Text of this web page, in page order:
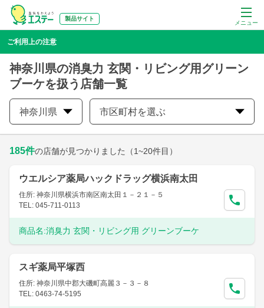
メニュー
製品サイト
ご利用上の注意
神奈川県の消臭力 玄関・リビング用グリーン
ブーケを扱う店舗一覧
神奈川県 市区町村を選ぶ
185件の店舗が見つかりました （1~20件目）
ウエルシア薬局ハックドラッグ横浜南太田
住所: 神奈川県横浜市南区南太田１－２１－５
TEL: 045-711-0113
商品名:消臭力 玄関・リビング用 グリーンブーケ
スギ薬局平塚西
住所: 神奈川県中郡大磯町高麗３－３－８
TEL: 0463-74-5195